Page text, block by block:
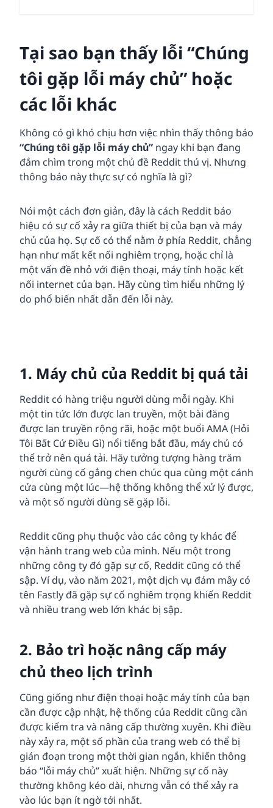
Tại sao bạn thấy lỗi “Chúng
tôi gặp lỗi máy chủ” hoặc
các lỗi khác
Không có gì khó chịu hơn việc nhìn thấy thông báo
“Chúng tôi gặp lỗi máy chủ” ngay khi bạn đang
đắm chìm trong một chủ đề Reddit thú vị. Nhưng
thông báo này thực sự có nghĩa là gì?
Nói một cách đơn giản, đây là cách Reddit báo
hiệu có sự cố xảy ra giữa thiết bị của bạn và máy
chủ của họ. Sự cố có thể nằm ở phía Reddit, chẳng
hạn như mất kết nối nghiêm trọng, hoặc chỉ là
một vấn đề nhỏ với điện thoại, máy tính hoặc kết
nối internet của bạn. Hãy cùng tìm hiểu những lý
do phổ biến nhất dẫn đến lỗi này.
1. Máy chủ của Reddit bị quá tải
Reddit có hàng triệu người dùng mỗi ngày. Khi
một tin tức lớn được lan truyền, một bài đăng
được lan truyền rộng rãi, hoặc một buổi AMA (Hỏi
Tôi Bất Cứ Điều Gì) nổi tiếng bắt đầu, máy chủ có
thể trở nên quá tải. Hãy tưởng tượng hàng trăm
người cùng cố gắng chen chúc qua cùng một cánh
cửa cùng một lúc—hệ thống không thể xử lý được,
và một số người dùng sẽ gặp lỗi.
Reddit cũng phụ thuộc vào các công ty khác để
vận hành trang web của mình. Nếu một trong
những công ty đó gặp sự cố, Reddit cũng có thể
sập. Ví dụ, vào năm 2021, một dịch vụ đám mây có
tên Fastly đã gặp sự cố nghiêm trọng khiến Reddit
và nhiều trang web lớn khác bị sập.
2. Bảo trì hoặc nâng cấp máy
chủ theo lịch trình
Cũng giống như điện thoại hoặc máy tính của bạn
cần được cập nhật, hệ thống của Reddit cũng cần
được kiểm tra và nâng cấp thường xuyên. Khi điều
này xảy ra, một số phần của trang web có thể bị
gián đoạn trong một thời gian ngắn, khiến thông
báo “lỗi máy chủ” xuất hiện. Những sự cố này
thường không kéo dài, nhưng vẫn có thể xảy ra
vào lúc bạn ít ngờ tới nhất.